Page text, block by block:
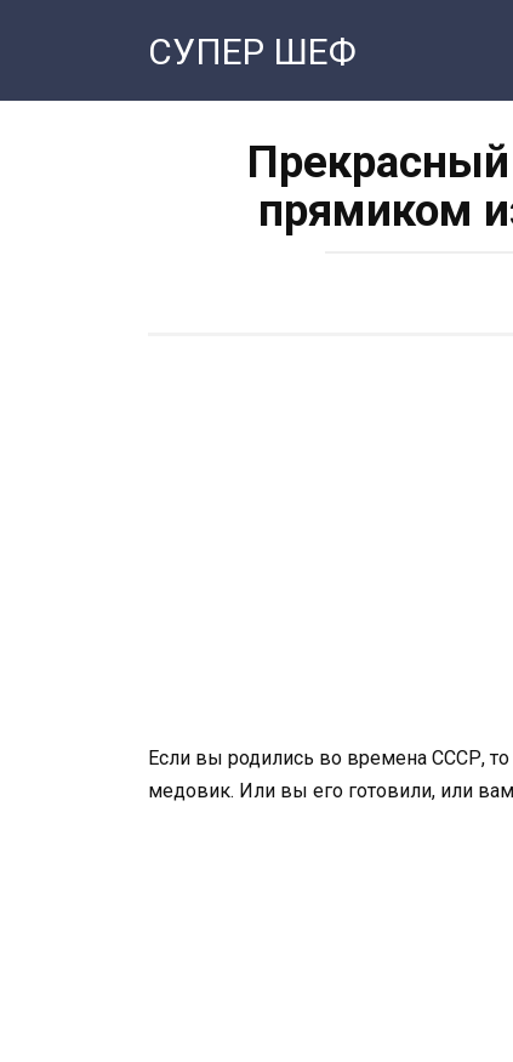
СУПЕР ШЕФ
прямиком
Если вы родились во времена СССР,
медовик. Или вы его готовили, или